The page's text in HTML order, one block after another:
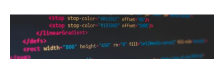
とfirebase-adminを使ってみたんですが、Cloudflare
Workersでは動きませんでした。 firebase-adminを使っ
て実装するとUncaught TypeError:
globalThis.XMLHttpRequest is not a constructorとエ